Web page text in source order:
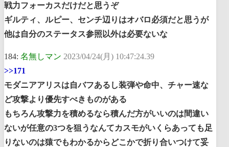
戦力フォーカスだけだと思うぞ
ギルティ、ルピー、センチ辺りはオバロ必須だと思うが
他は自分のステータス参照以外は必要ないな
184: 名無しマン 2023/04/24(月) 10:47:24.39
>>171
モダニアアリスは自バフあるし装弾や命中、チャー速な
ど攻撃より優先すべきものがある
もちろん攻撃力を積めるなら積んだ方がいいのは間違い
ないが任意の3つを狙うなんてカスモがいくらあっても足
りないのは猿でもわかるからどこかで折り合いつけて妥